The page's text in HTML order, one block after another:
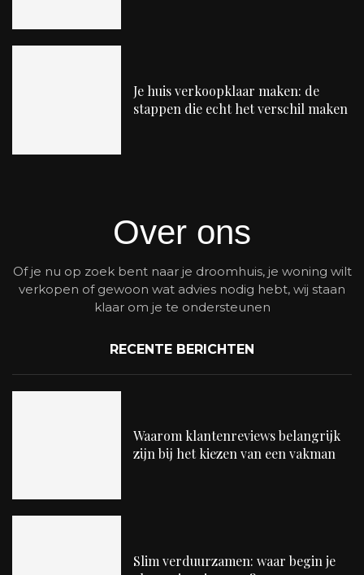
Je huis verkoopklaar maken: de
stappen die echt het verschil maken
Over ons
Of je nu op zoek bent naar je droomhuis, je woning wilt
verkopen of gewoon wat advies nodig hebt, wij staan
klaar om je te ondersteunen
RECENTE BERICHTEN
Waarom klantenreviews belangrijk
zijn bij het kiezen van een vakman
Slim verduurzamen: waar begin je